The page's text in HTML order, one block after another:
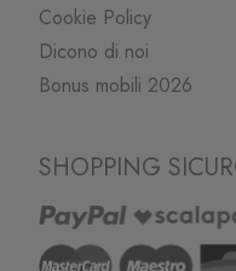
Cookie Policy
Dicono di noi
Bonus mobili 2026
SHOPPING